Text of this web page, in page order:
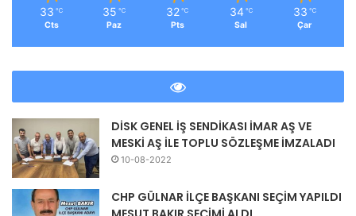
33 ℃
Cts
35 ℃
Paz
32 ℃
Pts
34 ℃
Sal
33 ℃
Çar
DİSK GENEL İŞ SENDİKASI İMAR AŞ VE
MESKİ AŞ İLE TOPLU SÖZLEŞME İMZALADI
10-08-2022
CHP GÜLNAR İLÇE BAŞKANI SEÇİM YAPILDI